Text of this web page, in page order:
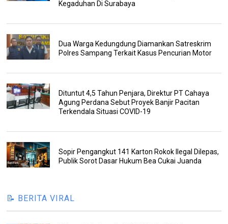
Kegaduhan Di Surabaya
Dua Warga Kedungdung Diamankan Satreskrim
Polres Sampang Terkait Kasus Pencurian Motor
Dituntut 4,5 Tahun Penjara, Direktur PT Cahaya
Agung Perdana Sebut Proyek Banjir Pacitan
Terkendala Situasi COVID-19
Sopir Pengangkut 141 Karton Rokok Ilegal Dilepas,
Publik Sorot Dasar Hukum Bea Cukai Juanda
📝 BERITA VIRAL